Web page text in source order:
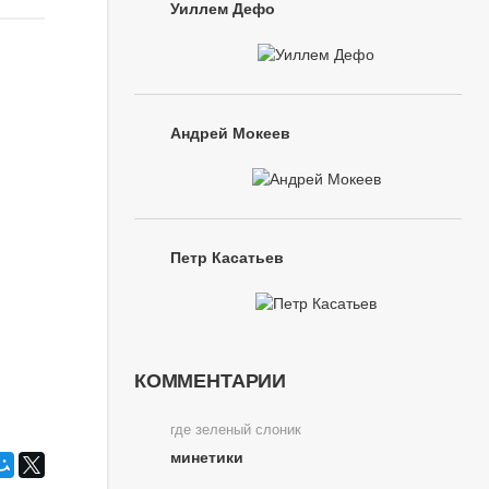
Уиллем Дефо
Андрей Мокеев
Петр Касатьев
КОММЕНТАРИИ
где зеленый слоник
минетики